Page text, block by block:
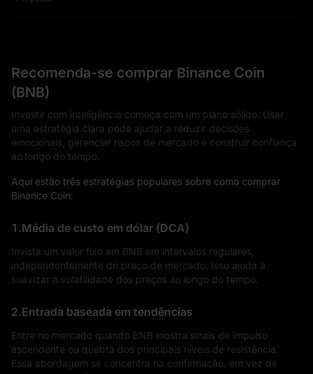
Recomenda-se comprar Binance Coin
(BNB)
Investir com inteligência começa com um plano sólido. Usar
uma estratégia clara pode ajudar a reduzir decisões
emocionais, gerenciar riscos de mercado e construir confiança
ao longo do tempo.
Aqui estão três estratégias populares sobre como comprar
Binance Coin:
1.Média de custo em dólar (DCA)
Invista um valor fixo em BNB em intervalos regulares,
independentemente do preço de mercado. Isso ajuda a
suavizar a volatilidade dos preços ao longo do tempo.
2.Entrada baseada em tendências
Entre no mercado quando BNB mostra sinais de impulso
ascendente ou quebra dos principais níveis de resistência.
Essa abordagem se concentra na confirmação, em vez de